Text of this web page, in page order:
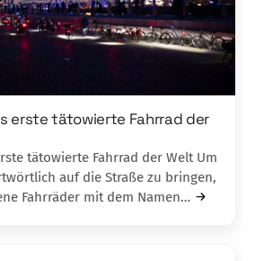
erste tätowierte Fahrrad der
tätowierte Fahrrad der Welt Um
auf die Straße zu bringen,
Fahrräder mit dem Namen…